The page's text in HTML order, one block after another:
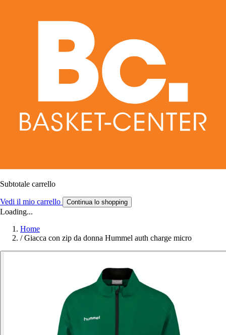
Subtotale carrello
Vedi il mio carrello Continua lo shopping
Loading...
Home
/ Giacca con zip da donna Hummel auth charge micro